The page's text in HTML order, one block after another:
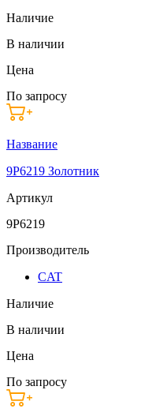
Наличие
В наличии
Цена
По запросу
Название
9P6219 Золотник
Артикул
9P6219
Производитель
CAT
Наличие
В наличии
Цена
По запросу